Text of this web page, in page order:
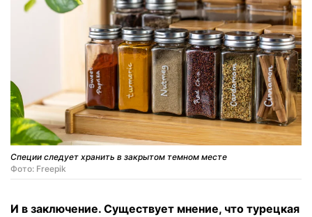
Специи следует хранить в закрытом темном месте
Фото: Freepik
И в заключение. Существует мнение, что турецкая